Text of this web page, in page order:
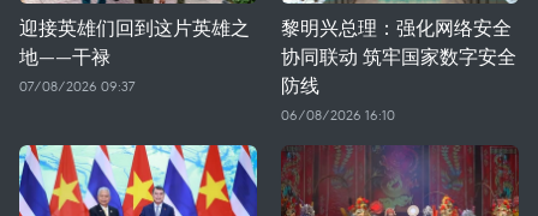
迎接英雄们回到这片英雄之
地——干禄
07/08/2026 09:37
黎明兴总理：强化网络安全
协同联动 筑牢国家数字安全
防线
06/08/2026 16:10